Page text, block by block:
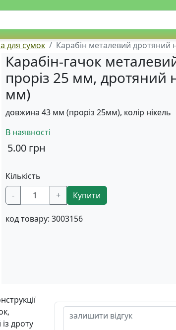
для сумок Карабін металевий дротяний
Карабін-гачок
проріз 25 мм,
мм)
довжина 43 мм (проріз 25мм), колір нікель
В наявності
5.00 грн
Кількість
-
+ Купити
код товару: 3003156
дроту